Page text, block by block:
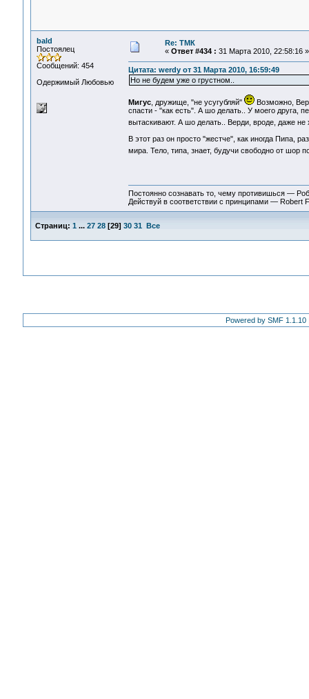
bald
Постоялец
Сообщений: 454
Одержимый Любовью
Re: ТМК
« Ответ #434 : 31 Марта 2010, 22:58:16 »
Цитата: werdy от 31 Марта 2010, 16:59:49
Но не будем уже о грустном..
Мигус, дружище, "не усугубляй"
Возможно,
спасти - "как есть". А шо делать.. У моего друга,
вытаскивают. А шо делать.. Верди, вроде, даже не
В этот раз он просто "жестче", как иногда Пипа,
мира. Тело, типа, знает, будучи свободно от шор
Постоянно сознавать то, чему противишься —
Действуй в соответствии с принципами — Robert
Страниц: 1 ... 27 28[29] 30 31 Все
Powered by SMF 1.1.10